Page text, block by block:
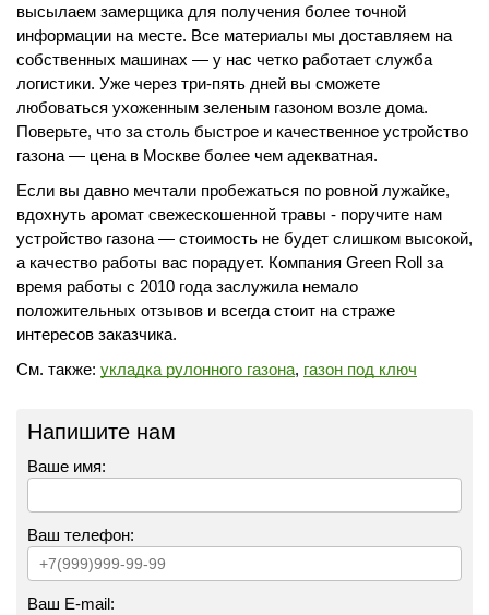
высылаем замерщика для получения более точной
информации на месте. Все материалы мы доставляем на
собственных машинах — у нас четко работает служба
логистики. Уже через три-пять дней вы сможете
любоваться ухоженным зеленым газоном возле дома.
Поверьте, что за столь быстрое и качественное устройство
газона — цена в Москве более чем адекватная.
Если вы давно мечтали пробежаться по ровной лужайке,
вдохнуть аромат свежескошенной травы - поручите нам
устройство газона — стоимость не будет слишком высокой,
а качество работы вас порадует. Компания Green Roll за
время работы с 2010 года заслужила немало
положительных отзывов и всегда стоит на страже
интересов заказчика.
См. также: укладка рулонного газона, газон под ключ
Напишите нам
Ваше имя:
Ваш телефон:
Ваш E-mail: